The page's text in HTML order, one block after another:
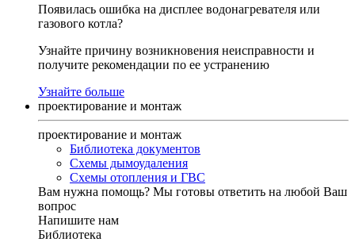
Появилась ошибка на дисплее водонагревателя или
газового котла?
Узнайте причину возникновения неисправности и
получите рекомендации по ее устранению
Узнайте больше
проектирование и монтаж
проектирование и монтаж
Библиотека документов
Схемы дымоудаления
Схемы отопления и ГВС
Вам нужна помощь? Мы готовы ответить на любой Ваш
вопрос
Напишите нам
Библиотека